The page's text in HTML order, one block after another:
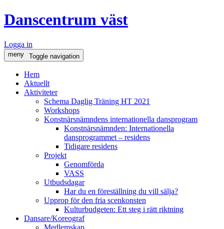
Danscentrum väst
Logga in
meny Toggle navigation
Hem
Aktuellt
Aktiviteter
Schema Daglig Träning HT 2021
Workshops
Konstnärsnämndens internationella dansprogram
Konstnärsnämnden: Internationella
dansprogrammet – residens
Tidigare residens
Projekt
Genomförda
VASS
Utbudsdagar
Har du en föreställning du vill sälja?
Upprop för den fria scenkonsten
Kulturbudgeten: Ett steg i rätt riktning
Dansare/Koreograf
Medlemskap